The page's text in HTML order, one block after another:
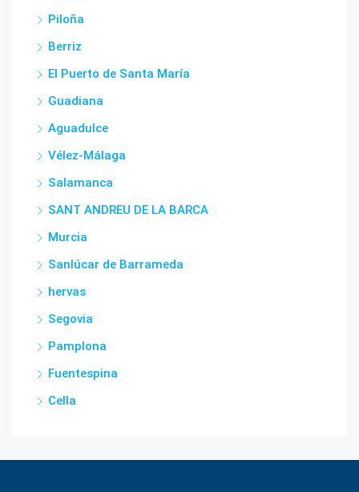
Piloña
Berriz
El Puerto de Santa María
Guadiana
Aguadulce
Vélez-Málaga
Salamanca
SANT ANDREU DE LA BARCA
Murcia
Sanlúcar de Barrameda
hervas
Segovia
Pamplona
Fuentespina
Cella